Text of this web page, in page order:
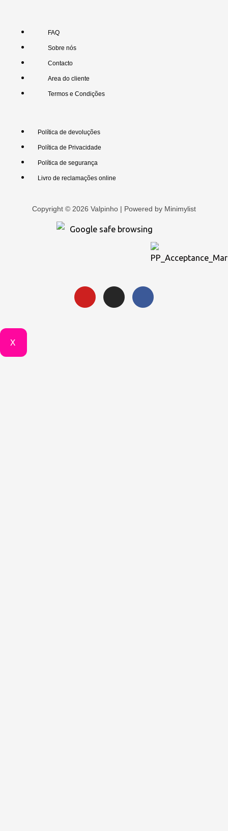
FAQ
Sobre nós
Contacto
Area do cliente
Termos e Condições
Política de devoluções
Política de Privacidade
Política de segurança
Livro de reclamações online
Copyright © 2026 Valpinho | Powered by Minimylist
X